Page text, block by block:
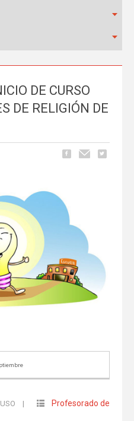
DE CURSO
DE RELIGIÓN DE
|
Profesorado de